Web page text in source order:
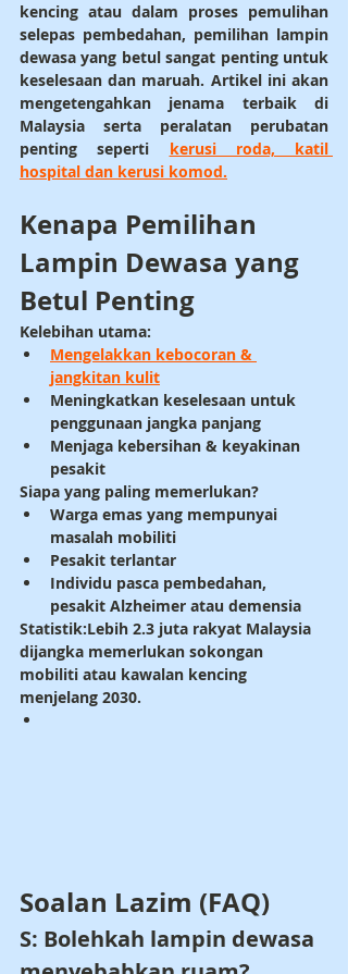
kencing atau dalam proses pemulihan
selepas pembedahan, pemilihan lampin
dewasa yang betul sangat penting untuk
keselesaan dan maruah. Artikel ini akan
mengetengahkan jenama terbaik di
Malaysia serta peralatan perubatan
penting seperti kerusi roda, katil
hospital dan kerusi komod.
Kenapa Pemilihan
Lampin Dewasa yang
Betul Penting
Kelebihan utama:
Mengelakkan kebocoran &
jangkitan kulit
Meningkatkan keselesaan untuk
penggunaan jangka panjang
Menjaga kebersihan & keyakinan
pesakit
Siapa yang paling memerlukan?
Warga emas yang mempunyai
masalah mobiliti
Pesakit terlantar
Individu pasca pembedahan,
pesakit Alzheimer atau demensia
Statistik:Lebih 2.3 juta rakyat Malaysia
dijangka memerlukan sokongan
mobiliti atau kawalan kencing
menjelang 2030.
Soalan Lazim (FAQ)
S: Bolehkah lampin dewasa